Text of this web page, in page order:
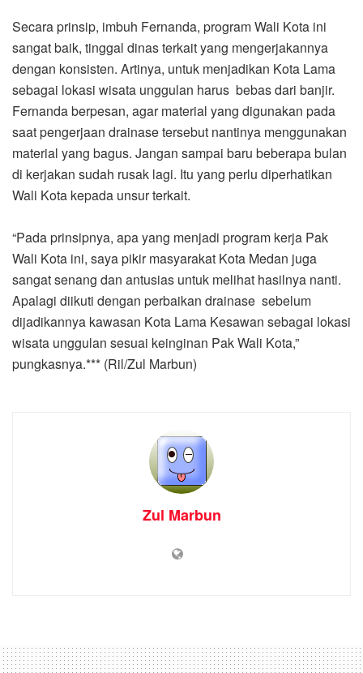
Secara prinsip, imbuh Fernanda, program Wali Kota ini
sangat baik, tinggal dinas terkait yang mengerjakannya
dengan konsisten. Artinya, untuk menjadikan Kota Lama
sebagai lokasi wisata unggulan harus bebas dari banjir.
Fernanda berpesan, agar material yang digunakan pada
saat pengerjaan drainase tersebut nantinya menggunakan
material yang bagus. Jangan sampai baru beberapa bulan
di kerjakan sudah rusak lagi. Itu yang perlu diperhatikan
Wali Kota kepada unsur terkait.
“Pada prinsipnya, apa yang menjadi program kerja Pak
Wali Kota ini, saya pikir masyarakat Kota Medan juga
sangat senang dan antusias untuk melihat hasilnya nanti.
Apalagi diikuti dengan perbaikan drainase sebelum
dijadikannya kawasan Kota Lama Kesawan sebagai lokasi
wisata unggulan sesuai keinginan Pak Wali Kota,”
pungkasnya.*** (Ril/Zul Marbun)
Zul Marbun